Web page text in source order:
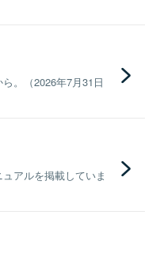
。（2026年7月31日
アルを掲載していま